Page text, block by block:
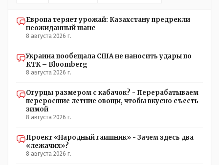
Европа теряет урожай: Казахстану предрекли
неожиданный шанс
8 августа 2026 г.
Украина пообещала США не наносить удары по
КТК – Bloomberg
8 августа 2026 г.
Огурцы размером с кабачок? - Перерабатываем
переросшие летние овощи, чтобы вкусно съесть
зимой
8 августа 2026 г.
Проект «Народный гаишник» - Зачем здесь два
«лежачих»?
8 августа 2026 г.